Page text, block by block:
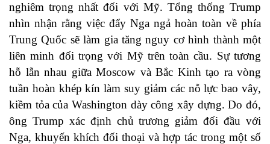
nghiêm trọng nhất đối với Mỹ. Tổng thống Trump
nhìn nhận rằng việc đẩy Nga ngả hoàn toàn về phía
Trung Quốc sẽ làm gia tăng nguy cơ hình thành một
liên minh đối trọng với Mỹ trên toàn cầu. Sự tương
hỗ lẫn nhau giữa Moscow và Bắc Kinh tạo ra vòng
tuần hoàn khép kín làm suy giảm các nỗ lực bao vây,
kiềm tỏa của Washington dày công xây dựng. Do đó,
ông Trump xác định chủ trương giảm đối đầu với
Nga, khuyến khích đối thoại và hợp tác trong một số